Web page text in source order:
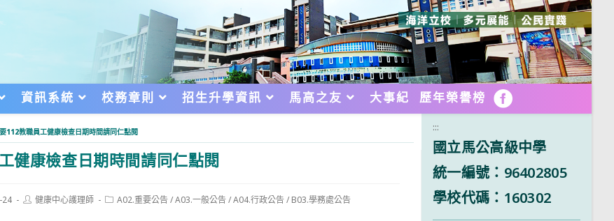
資訊系統 校務章則 招生升學資訊 馬高之友 大事紀 歷年榮譽榜 FB
112教職員工健康檢查日期時間請同仁點閱
健康檢查日期時間請同仁點閱
24
Post健康中心護理師
PostA02.重要公告/A03.一般公告/A04.行政公告/ B03.學務處公告
:::
國立馬公高級中學
統一編號：96402805
學校代碼：160302